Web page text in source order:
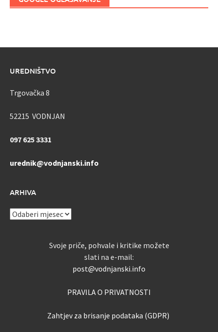
UREDNIŠTVO
Trgovačka 8
52215 VODNJAN
097 625 3331
urednik@vodnjanski.info
ARHIVA
ARHIVA
Svoje priče, pohvale i kritike možete
slati na e-mail:
post@vodnjanski.info
PRAVILA O PRIVATNOSTI
Zahtjev za brisanje podataka (GDPR)